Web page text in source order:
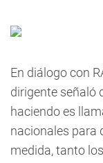
En diálogo con
dirigente señaló
haciendo es
nacionales para
medida, tanto